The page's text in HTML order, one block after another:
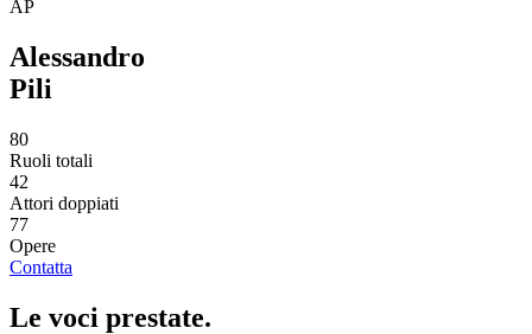
AP
Alessandro
Pili
80
Ruoli totali
42
Attori doppiati
77
Opere
Contatta
Le voci prestate.